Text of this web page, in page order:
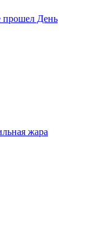
прошел День
жара